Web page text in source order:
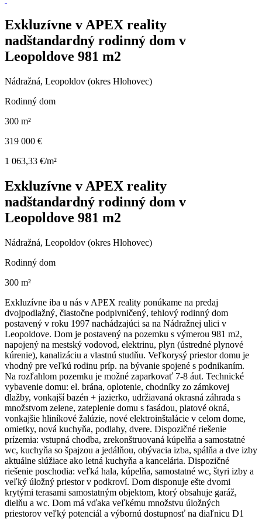
Exkluzívne v APEX reality
nadštandardný rodinný dom v
Leopoldove 981 m2
Nádražná, Leopoldov (okres Hlohovec)
Rodinný dom
300 m²
319 000 €
1 063,33 €/m²
Exkluzívne v APEX reality
nadštandardný rodinný dom v
Leopoldove 981 m2
Nádražná, Leopoldov (okres Hlohovec)
Rodinný dom
300 m²
Exkluzívne iba u nás v APEX reality ponúkame na predaj
dvojpodlažný, čiastočne podpivničený, tehlový rodinný dom
postavený v roku 1997 nachádzajúci sa na Nádražnej ulici v
Leopoldove. Dom je postavený na pozemku s výmerou 981 m2,
napojený na mestský vodovod, elektrinu, plyn (ústredné plynové
kúrenie), kanalizáciu a vlastnú studňu. Veľkorysý priestor domu je
vhodný pre veľkú rodinu príp. na bývanie spojené s podnikaním.
Na rozľahlom pozemku je možné zaparkovať 7-8 áut. Technické
vybavenie domu: el. brána, oplotenie, chodníky zo zámkovej
dlažby, vonkajší bazén + jazierko, udržiavaná okrasná záhrada s
množstvom zelene, zateplenie domu s fasádou, platové okná,
vonkajšie hliníkové žalúzie, nové elektroinštalácie v celom dome,
omietky, nová kuchyňa, podlahy, dvere. Dispozičné riešenie
prízemia: vstupná chodba, zrekonštruovaná kúpelňa a samostatné
wc, kuchyňa so špajzou a jedálňou, obývacia izba, spálňa a dve izby
aktuálne slúžiace ako letná kuchyňa a kancelária. Dispozičné
riešenie poschodia: veľká hala, kúpelňa, samostatné wc, štyri izby a
veľký úložný priestor v podkroví. Dom disponuje ešte dvomi
krytými terasami samostatným objektom, ktorý obsahuje garáž,
dielňu a wc. Dom má vďaka veľkému množstvu úložných
priestorov veľký potenciál a výbornú dostupnosť na diaľnicu D1